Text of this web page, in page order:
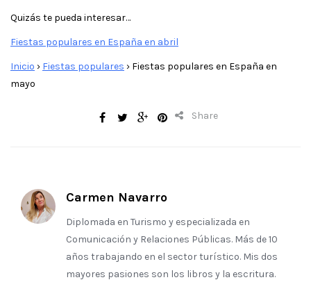
Quizás te pueda interesar…
Fiestas populares en España en abril
Inicio › Fiestas populares › Fiestas populares en España en
mayo
Share
Carmen Navarro
Diplomada en Turismo y especializada en
Comunicación y Relaciones Públicas. Más de 10
años trabajando en el sector turístico. Mis dos
mayores pasiones son los libros y la escritura.